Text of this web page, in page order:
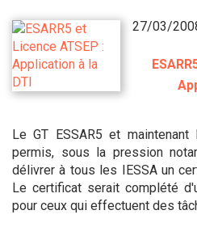
27/03/
Le GT ESSAR5 et
permis, sous la pression
délivrer à tous les IESSA un
Le certificat serait complété
pour ceux qui effectuent des